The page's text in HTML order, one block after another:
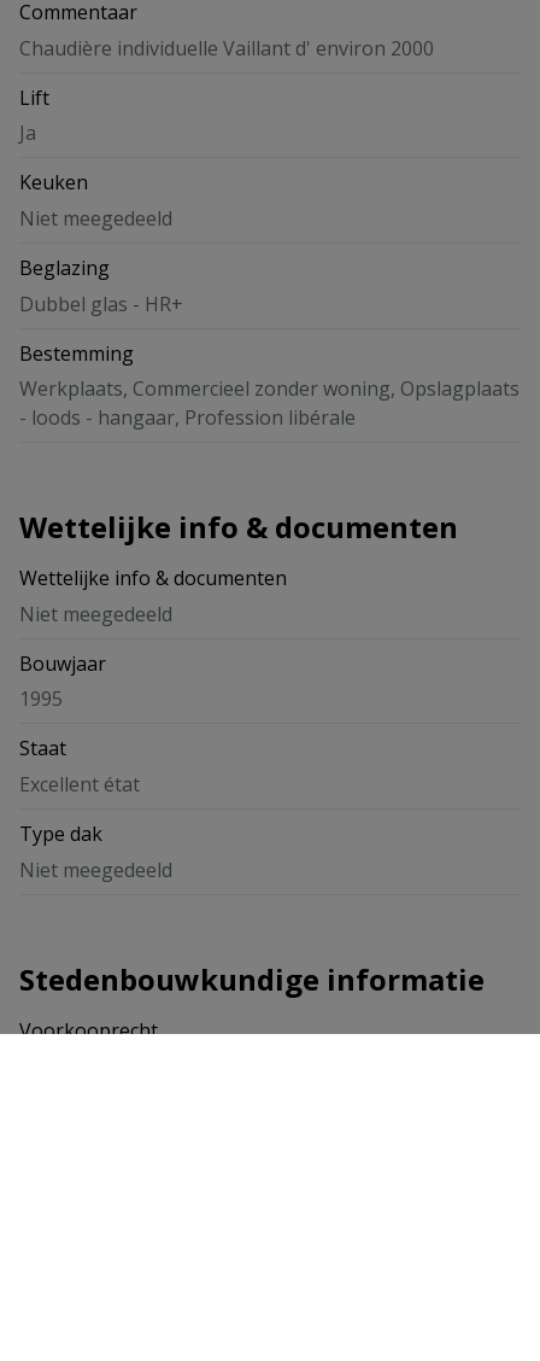
Commentaar
Chaudière individuelle Vaillant d' environ 2000
Lift
Ja
Keuken
Niet meegedeeld
Beglazing
Dubbel glas - HR+
Bestemming
Werkplaats, Commercieel zonder woning, Opslagplaats
- loods - hangaar, Profession libérale
Wettelijke info & documenten
Wettelijke info & documenten
Niet meegedeeld
Bouwjaar
1995
Staat
Excellent état
Type dak
Niet meegedeeld
Stedenbouwkundige informatie
Voorkooprecht